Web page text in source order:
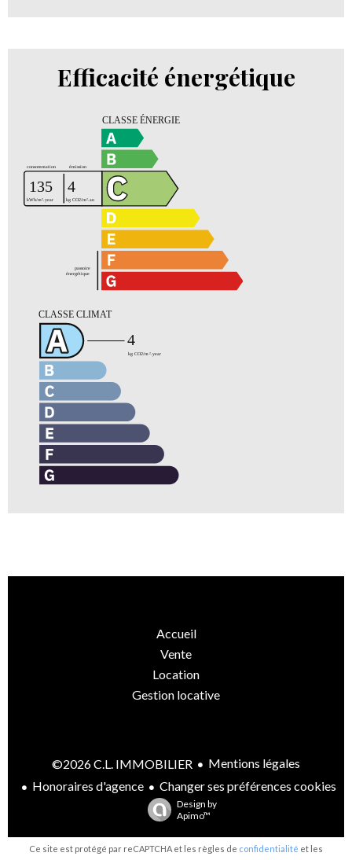
Efficacité énergétique
Accueil
Vente
Location
Gestion locative
©2026 C.L. IMMOBILIER
Mentions légales
Honoraires d'agence
Changer ses préférences cookies
Design by
Apimo™
Ce site est protégé par reCAPTCHA et les règles de confidentialité et les